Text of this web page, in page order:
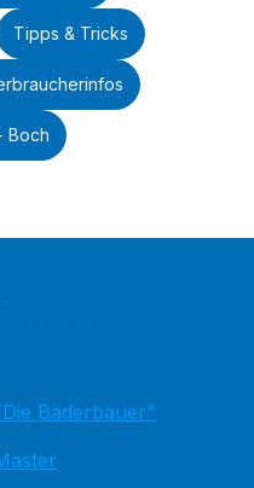
Tipps & Tricks
Boch
Bäderbauer"